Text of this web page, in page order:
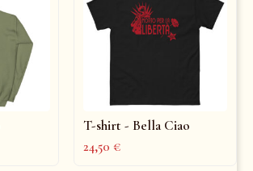
T-shirt - Bella Ciao
24,50€